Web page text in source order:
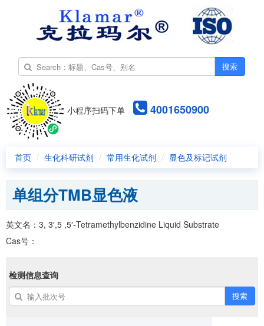
搜索
小程序扫码下单 4001650900
首页 生化科研试剂 常用生化试剂 显色及标记试剂
单组分TMB显色液
英文名：3, 3′,5 ,5′-Tetramethylbenzidine Liquid Substrate
Cas号：
检测信息查询
搜索